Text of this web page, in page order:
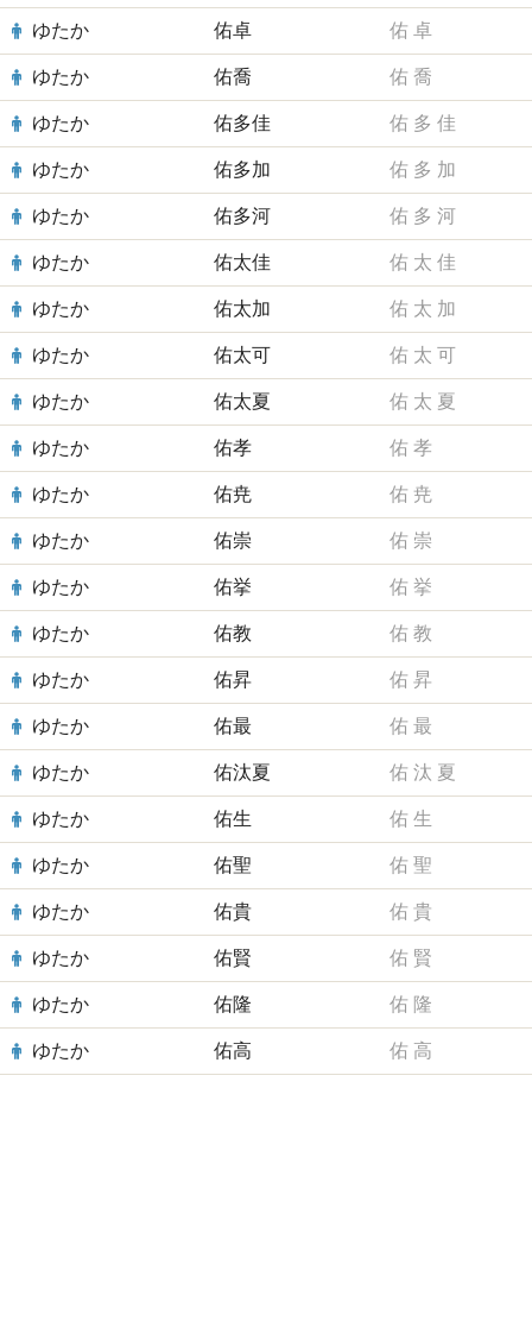
ゆたか 佑卓 佑 卓
ゆたか 佑喬 佑 喬
ゆたか 佑多佳 佑 多 佳
ゆたか 佑多加 佑 多 加
ゆたか 佑多河 佑 多 河
ゆたか 佑太佳 佑 太 佳
ゆたか 佑太加 佑 太 加
ゆたか 佑太可 佑 太 可
ゆたか 佑太夏 佑 太 夏
ゆたか 佑孝 佑 孝
ゆたか 佑尭 佑 尭
ゆたか 佑崇 佑 崇
ゆたか 佑挙 佑 挙
ゆたか 佑教 佑 教
ゆたか 佑昇 佑 昇
ゆたか 佑最 佑 最
ゆたか 佑汰夏 佑 汰 夏
ゆたか 佑生 佑 生
ゆたか 佑聖 佑 聖
ゆたか 佑貴 佑 貴
ゆたか 佑賢 佑 賢
ゆたか 佑隆 佑 隆
ゆたか 佑高 佑 高